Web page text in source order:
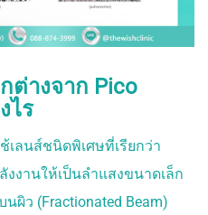
ต่างจาก Pico
ไร
เลนส์ชนิดพิเศษที่เรียกว่า
งงานให้เป็นลำแสงขนาดเล็ก
ผิว (Fractionated Beam)